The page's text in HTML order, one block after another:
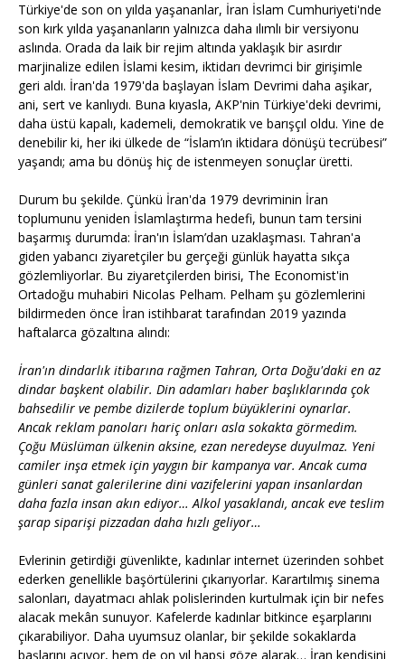
Türkiye'de son on yılda yaşananlar, İran İslam Cumhuriyeti'nde
son kırk yılda yaşananların yalnızca daha ılımlı bir versiyonu
aslında. Orada da laik bir rejim altında yaklaşık bir asırdır
marjinalize edilen İslami kesim, iktidarı devrimci bir girişimle
geri aldı. İran'da 1979'da başlayan İslam Devrimi daha aşikar,
ani, sert ve kanlıydı. Buna kıyasla, AKP'nin Türkiye'deki devrimi,
daha üstü kapalı, kademeli, demokratik ve barışçıl oldu. Yine de
denebilir ki, her iki ülkede de “İslam’ın iktidara dönüşü tecrübesi”
yaşandı; ama bu dönüş hiç de istenmeyen sonuçlar üretti.
Durum bu şekilde. Çünkü İran'da 1979 devriminin İran
toplumunu yeniden İslamlaştırma hedefi, bunun tam tersini
başarmış durumda: İran'ın İslam’dan uzaklaşması. Tahran'a
giden yabancı ziyaretçiler bu gerçeği günlük hayatta sıkça
gözlemliyorlar. Bu ziyaretçilerden birisi, The Economist'in
Ortadoğu muhabiri Nicolas Pelham. Pelham şu gözlemlerini
bildirmeden önce İran istihbarat tarafından 2019 yazında
haftalarca gözaltına alındı:
İran'ın dindarlık itibarına rağmen Tahran, Orta Doğu'daki en az
dindar başkent olabilir. Din adamları haber başlıklarında çok
bahsedilir ve pembe dizilerde toplum büyüklerini oynarlar.
Ancak reklam panoları hariç onları asla sokakta görmedim.
Çoğu Müslüman ülkenin aksine, ezan neredeyse duyulmaz. Yeni
camiler inşa etmek için yaygın bir kampanya var. Ancak cuma
günleri sanat galerilerine dini vazifelerini yapan insanlardan
daha fazla insan akın ediyor… Alkol yasaklandı, ancak eve teslim
şarap siparişi pizzadan daha hızlı geliyor…
Evlerinin getirdiği güvenlikte, kadınlar internet üzerinden sohbet
ederken genellikle başörtülerini çıkarıyorlar. Karartılmış sinema
salonları, dayatmacı ahlak polislerinden kurtulmak için bir nefes
alacak mekân sunuyor. Kafelerde kadınlar bitkince eşarplarını
çıkarabiliyor. Daha uyumsuz olanlar, bir şekilde sokaklarda
başlarını açıyor, hem de on yıl hapsi göze alarak… İran kendisini